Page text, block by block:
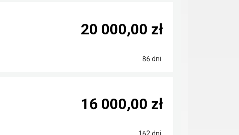
86 dni
20 000,00 zł
16 000,00 zł